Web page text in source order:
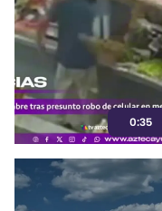
0:35